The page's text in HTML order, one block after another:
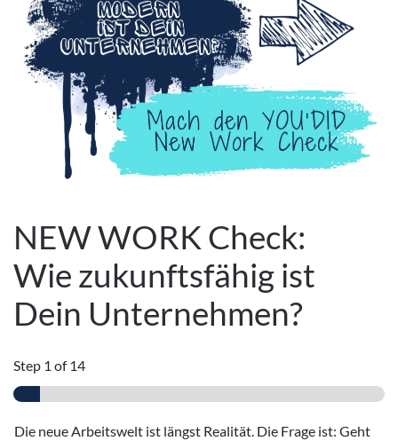
NEW WORK Check:
Wie zukunftsfähig ist
Dein Unternehmen?
Step 1 of 14
Die neue Arbeitswelt ist längst Realität. Die Frage ist: Geht